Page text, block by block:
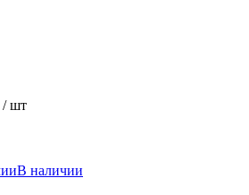
/ шт
В наличии